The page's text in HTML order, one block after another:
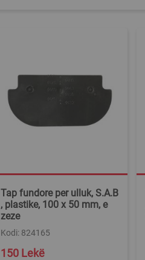
Tap fundore per ulluk, S.A.B
, plastike, 100 x 50 mm, e
zeze
Kodi: 824165
150 Lekë